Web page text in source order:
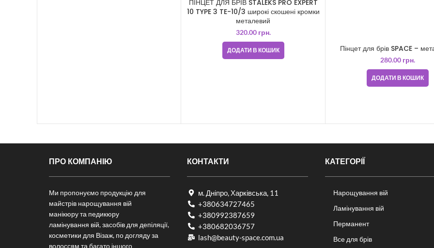
ПІНЦЕТ ДЛЯ БРІВ STALEKS PRO EXPERT
10 TYPE 3 TE-10/3 широкі скошені кромки
металевий
320.00 грн.
ДОДАТИ В КОШИК Пінцет для брів SPACE –
280.00 грн.
ДОДАТИ В КОШИК
ПРО КОМПАНІЮ
Ми пропонуємо продукцію для
майстрів нарощування вій
манікюру та педикюру
ламінування вій, засобів для депіляції,
косметики для Візаж, по догляду за
волоссям та багато іншого
КОНТАКТИ
м. Дніпро, Харківська, 11
+380634727465
+380992387659
+380682036757​
lash@beauty-space.com.ua
КАТЕГОРІЇ
Нарощування вій
Ламінування вій
Перманент
Все для брів